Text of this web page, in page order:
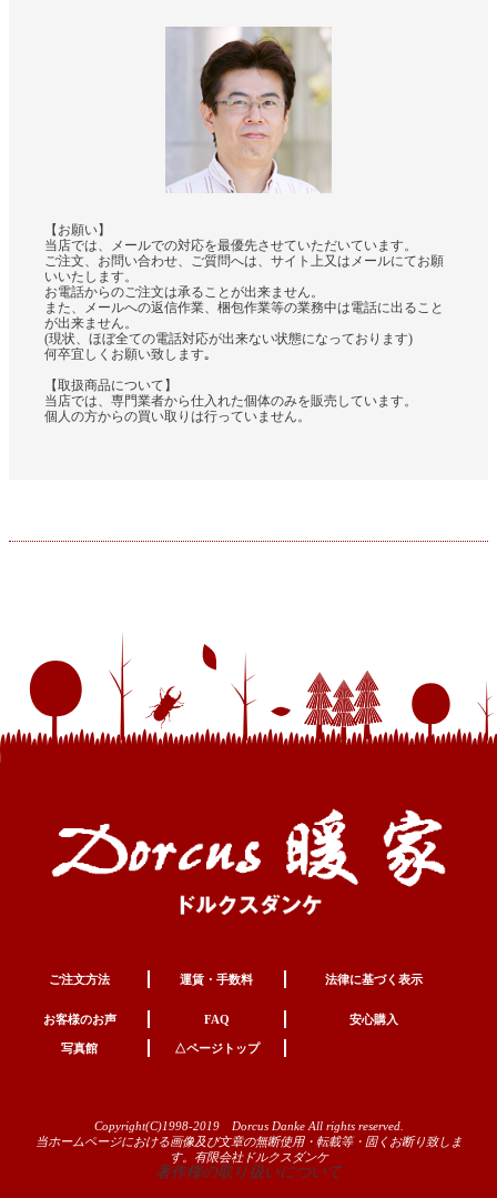
【お願い】
当店では、メールでの対応を最優先させていただいています。
ご注文、お問い合わせ、ご質問へは、サイト上又はメールにてお願
いいたします。
お電話からのご注文は承ることが出来ません。
また、メールへの返信作業、梱包作業等の業務中は電話に出ること
が出来ません。
(現状、ほぼ全ての電話対応が出来ない状態になっております)
何卒宜しくお願い致します｡
【取扱商品について】
当店では、専門業者から仕入れた個体のみを販売しています。
個人の方からの買い取りは行っていません。
ご注文方法 運賃・手数料 法律に基づく表示
お客様のお声 FAQ 安心購入
写真館 △ページトップ
Copyright(C)1998-2019 Dorcus Danke All rights reserved.
当ホームページにおける画像及び文章の無断使用・転載等・固くお断り致しま
す。有限会社ドルクスダンケ
著作権の取り扱いについて